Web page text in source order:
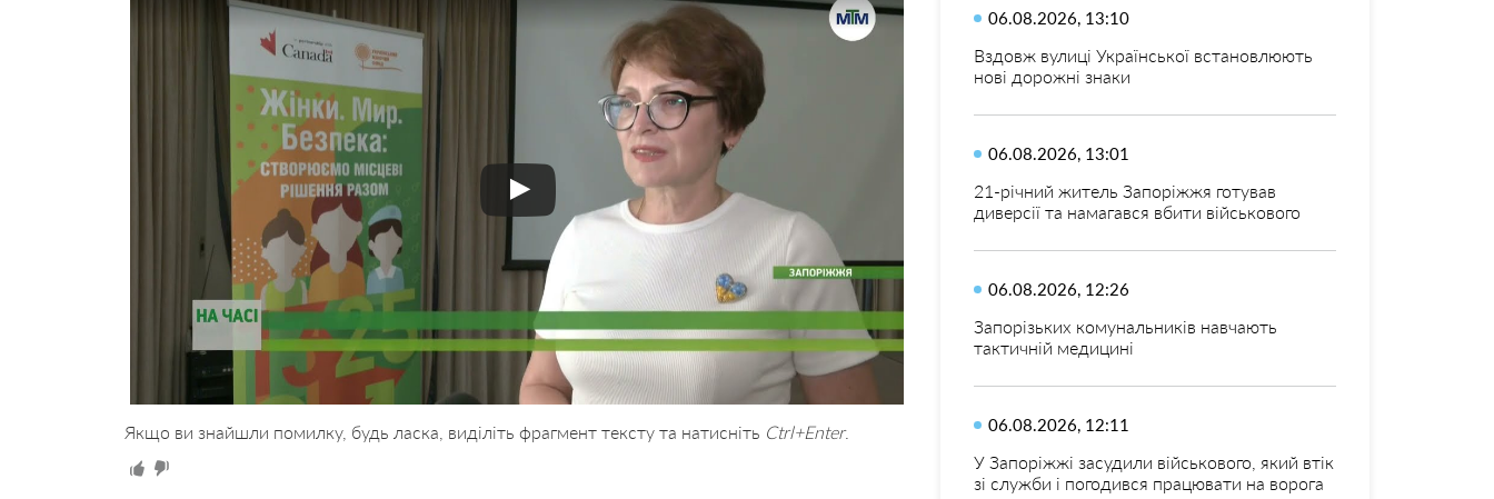
Якщо ви знайшли помилку, будь ласка, виділіть фрагмент тексту та натисніть Ctrl+Enter.
06.08.2026, 13:10
Вздовж вулиці Української встановлюють
нові дорожні знаки
06.08.2026, 13:01
21-річний житель Запоріжжя готував
диверсії та намагався вбити військового
06.08.2026, 12:26
Запорізьких комунальників навчають
тактичній медицині
06.08.2026, 12:11
У Запоріжжі засудили військового, який втік
зі служби і погодився працювати на ворога